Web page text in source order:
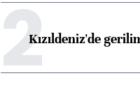
2Kızıldeniz'de